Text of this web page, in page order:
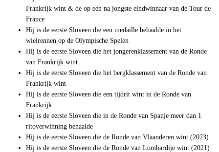
Frankrijk wint & de op een na jongste eindwinnaar van de Tour de
France
Hij is de eerste Sloveen die een medaille behaalde in het
wielrennen op de Olympische Spelen
Hij is de eerste Sloveen die het jongerenklassement van de Ronde
van Frankrijk wint
Hij is de eerste Sloveen die het bergklassement van de Ronde van
Frankrijk wint
Hij is de eerste Sloveen die een tijdrit wint in de Ronde van
Frankrijk
Hij is de eerste Sloveen die in de Ronde van Spanje meer dan 1
ritoverwinning behaalde
Hij is de eerste Sloveen die de Ronde van Vlaanderen wint (2023)
Hij is de eerste Sloveen die de Ronde van Lombardije wint (2021)